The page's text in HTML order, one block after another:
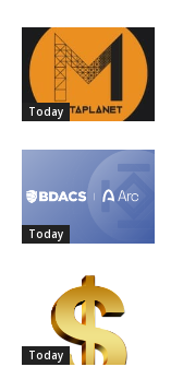
Today
Today
Today